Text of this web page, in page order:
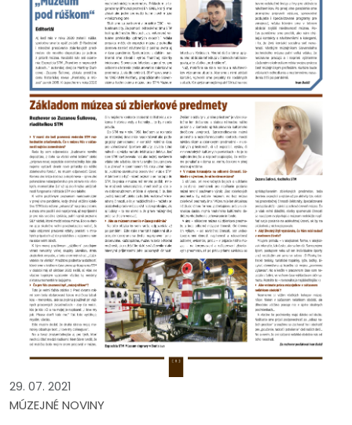
29. 07. 2021
MÚZEJNÉ NOVINY